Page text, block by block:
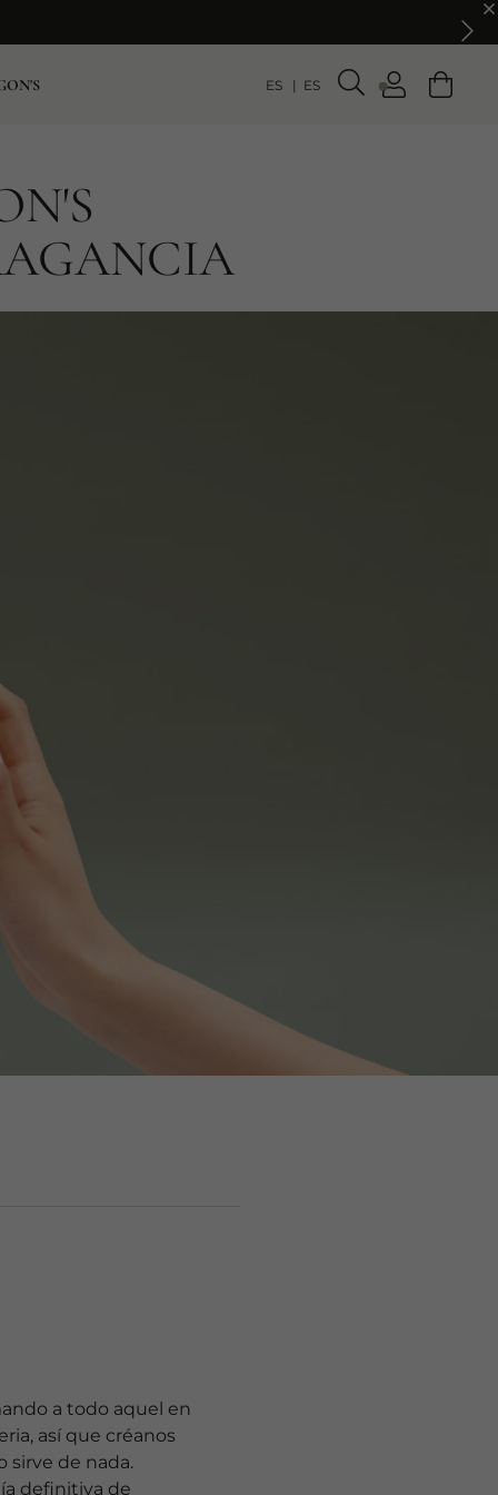
ES ES
a todo aquel en
así que créanos
sirve de nada.
definitiva de